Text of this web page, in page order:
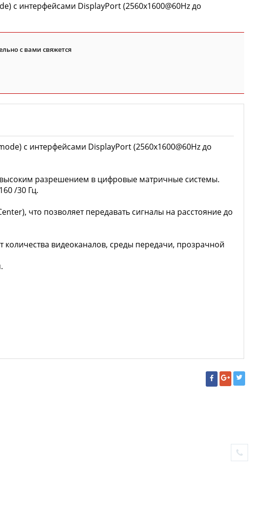
с интерфейсами DisplayPort (2560x1600@60Hz до
с вами свяжется
с интерфейсами DisplayPort (2560x1600@60Hz до
разрешением в цифровые матричные системы.
/30 Гц.
что позволяет передавать сигналы на расстояние до
видеоканалов, среды передачи, прозрачной